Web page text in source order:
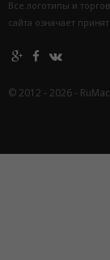
Все логотипы и
сайта означает
© 2012 - 2026 -